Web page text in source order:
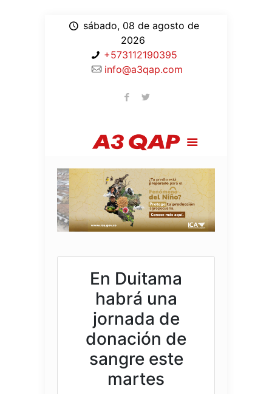
sábado, 08 de agosto de
2026
+573112190395
info@a3qap.com
En Duitama
habrá una
jornada de
donación de
sangre este
martes